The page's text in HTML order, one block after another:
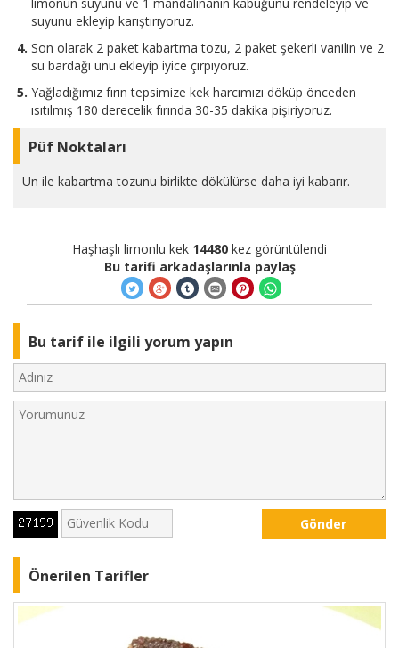
suyunu ekleyip karıştırıyoruz.
Son olarak 2 paket kabartma tozu, 2 paket şekerli vanilin ve 2
su bardağı unu ekleyip iyice çırpıyoruz.
Yağladığımız fırın tepsimize kek harcımızı döküp önceden
ısıtılmış 180 derecelik fırında 30-35 dakika pişiriyoruz.
Püf Noktaları
Un ile kabartma tozunu birlikte dökülürse daha iyi kabarır.
Haşhaşlı limonlu kek 14480 kez görüntülendi
Bu tarifi arkadaşlarınla paylaş
Bu tarif ile ilgili yorum yapın
Gönder
Önerilen Tarifler